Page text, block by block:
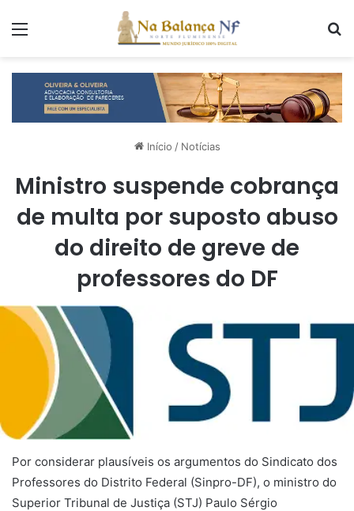
Início / Notícias
Ministro suspende cobrança
de multa por suposto abuso
do direito de greve de
professores do DF
Por considerar plausíveis os argumentos do Sindicato dos
Professores do Distrito Federal (Sinpro-DF), o ministro do
Superior Tribunal de Justiça (STJ) Paulo Sérgio